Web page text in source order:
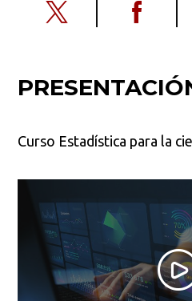
Curso Estadística para la